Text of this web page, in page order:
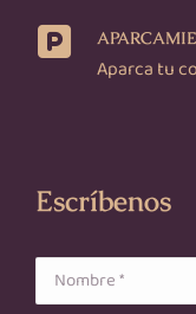
Aparca tu
Escríbenos
Nombre *